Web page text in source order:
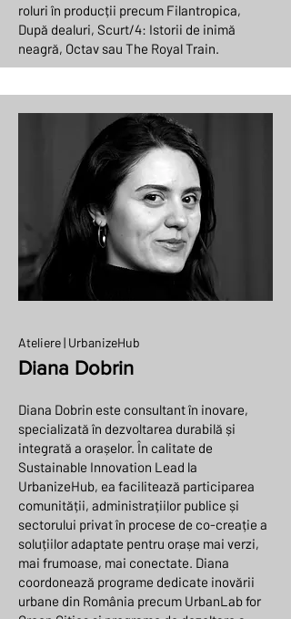
roluri în producții precum Filantropica,
După dealuri, Scurt/4: Istorii de inimă
neagră, Octav sau The Royal Train.
Ateliere | UrbanizeHub
Diana Dobrin
Diana Dobrin este consultant în inovare,
specializată în dezvoltarea durabilă și
integrată a orașelor. În calitate de
Sustainable Innovation Lead la
UrbanizeHub, ea facilitează participarea
comunității, administrațiilor publice și
sectorului privat în procese de co-creație a
soluțiilor adaptate pentru orașe mai verzi,
mai frumoase, mai conectate. Diana
coordonează programe dedicate inovării
urbane din România precum UrbanLab for